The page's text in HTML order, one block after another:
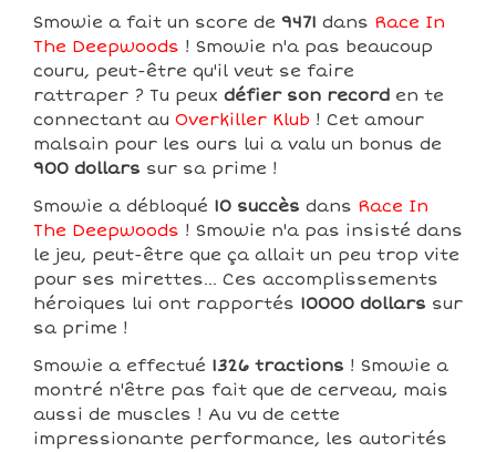
Smowie a fait un score de 9471 dans Race In
The Deepwoods ! Smowie n'a pas beaucoup
couru, peut-être qu'il veut se faire
rattraper ? Tu peux défier son record en te
connectant au Overkiller Klub ! Cet amour
malsain pour les ours lui a valu un bonus de
900 dollars sur sa prime !
Smowie a débloqué 10 succès dans Race In
The Deepwoods ! Smowie n'a pas insisté dans
le jeu, peut-être que ça allait un peu trop vite
pour ses mirettes... Ces accomplissements
héroiques lui ont rapportés 10000 dollars sur
sa prime !
Smowie a effectué 1326 tractions ! Smowie a
montré n'être pas fait que de cerveau, mais
aussi de muscles ! Au vu de cette
impressionante performance, les autorités